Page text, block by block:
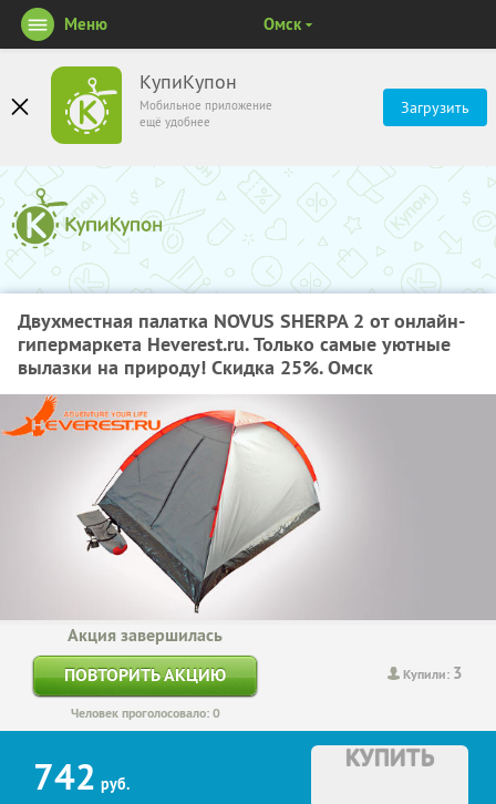
КупиКупон
Мобильное приложение
ещё удобнее
Загрузить
Меню Омск
Двухместная палатка NOVUS SHERPA 2 от онлайн-
гипермаркета Heverest.ru. Только самые уютные
вылазки на природу! Скидка 25%. Омск
Купили: 3
Акция завершилась
ПОВТОРИТЬ АКЦИЮ
Человек проголосовало: 0
742 руб.
КУПИТЬ